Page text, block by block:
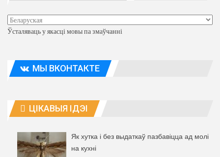
Ўсталяваць у якасці мовы па змаўчанні
МЫ ВКОНТАКТЕ
ЦІКАВЫЯ ІДЭІ
Як хутка і без выдаткаў пазбавіцца ад молі
на кухні